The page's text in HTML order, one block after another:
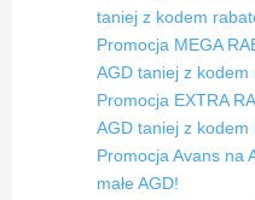
taniej z kodem
Promocja MEGA
AGD taniej z kodem
Promocja EXTRA
AGD taniej z kodem
Promocja Avans na
małe AGD!